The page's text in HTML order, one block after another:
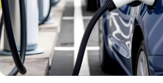
Supercharger ağına
birlikte Model Y’nin
güncelledi.